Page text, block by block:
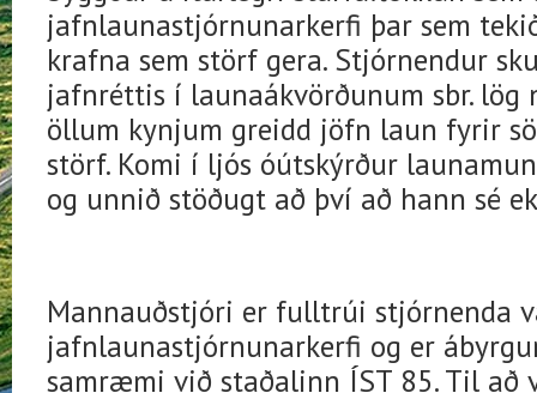
jafnlaunastjórnunarkerfi þar sem
krafna sem störf gera. Stjórnendur
jafnréttis í launaákvörðunum sbr. lög
öllum kynjum greidd jöfn laun fyrir
störf. Komi í ljós óútskýrður
og unnið stöðugt að því að hann sé
Mannauðstjóri er fulltrúi stjórnenda
jafnlaunastjórnunarkerfi og er
samræmi við staðalinn ÍST 85. Til